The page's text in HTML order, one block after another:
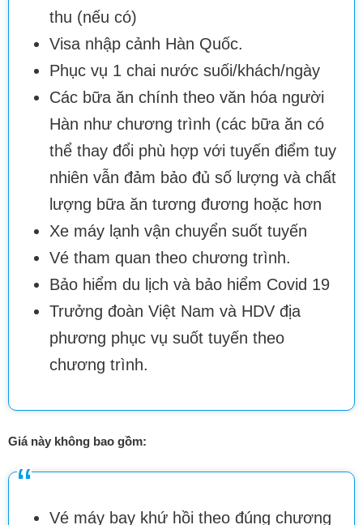
thu (nếu có)
Visa nhập cảnh Hàn Quốc.
Phục vụ 1 chai nước suối/khách/ngày
Các bữa ăn chính theo văn hóa người
Hàn như chương trình (các bữa ăn có
thể thay đổi phù hợp với tuyến điểm tuy
nhiên vẫn đảm bảo đủ số lượng và chất
lượng bữa ăn tương đương hoặc hơn
Xe máy lạnh vận chuyển suốt tuyến
Vé tham quan theo chương trình.
Bảo hiểm du lịch và bảo hiểm Covid 19
Trưởng đoàn Việt Nam và HDV địa
phương phục vụ suốt tuyến theo
chương trình.
Giá này không bao gồm:
Vé máy bay khứ hồi theo đúng chương